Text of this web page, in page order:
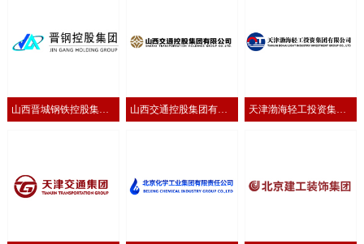
山西晋城钢铁控股集团 山西交通控股集团有限 天津渤海轻工投资集团